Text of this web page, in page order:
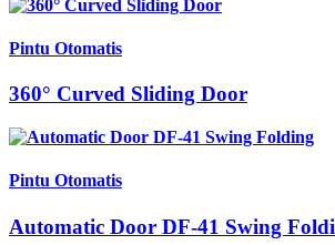
Pintu Otomatis
360° Curved Sliding Door
Pintu Otomatis
Automatic Door DF-41 Swing